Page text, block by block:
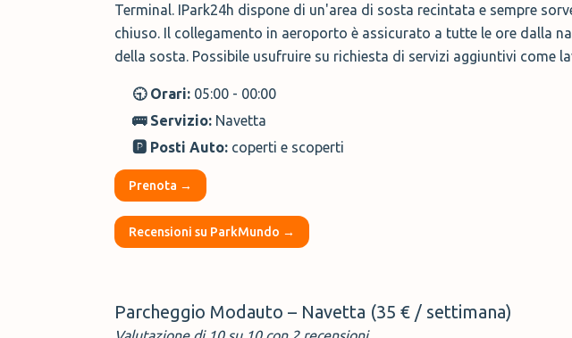
Terminal. IPark24h dispone di un'area di sosta recintata e sempre
chiuso. Il collegamento in aeroporto è assicurato a tutte le ore dalla
della sosta. Possibile usufruire su richiesta di servizi aggiuntivi come
🕤 Orari: 05:00 - 00:00
🚌 Servizio: Navetta
🅿️ Posti Auto: coperti e scoperti
Prenota →
Recensioni su ParkMundo →
Parcheggio Modauto – Navetta (35 € / settimana)